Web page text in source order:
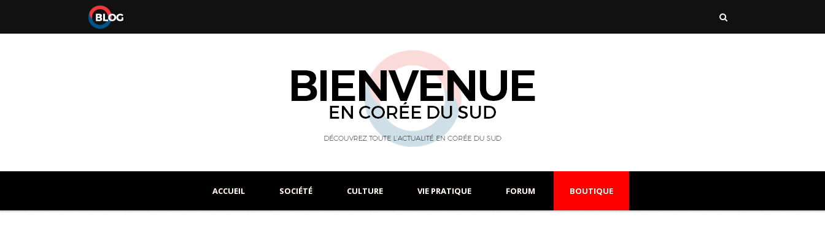
ACCUEIL SOCIÉTÉ CULTURE VIE PRATIQUE FORUM BOUTIQUE